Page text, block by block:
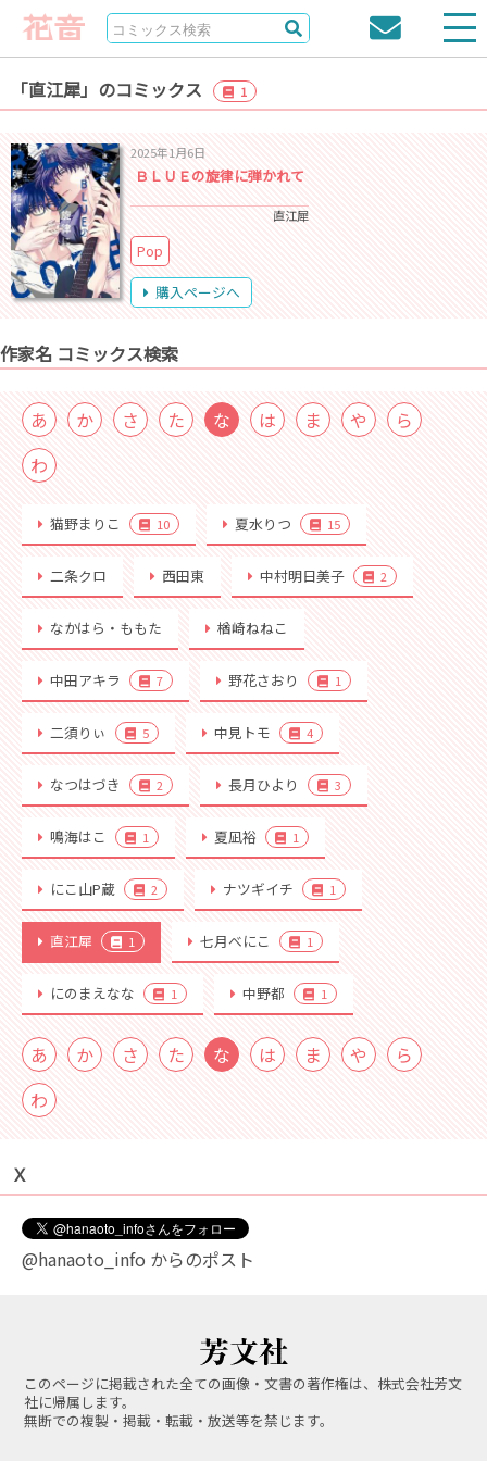
「直江犀」のコミックス 1
2025年1月6日
ＢＬＵＥの旋律に弾かれて
直江犀
Pop
購入ページへ
作家名 コミックス検索
あ か さ た な は ま や
ら
わ
猫野まりこ 10 夏水りつ 15
二条クロ 西田東 中村明日美子 2
なかはら・ももた 楢崎ねねこ
中田アキラ 7 野花さおり 1
二須りぃ 5 中見トモ 4
なつはづき 2 長月ひより 3
鳴海はこ 1 夏凪裕 1
にこ山P蔵 2 ナツギイチ 1
直江犀 1 七月べにこ 1
にのまえなな 1 中野都 1
あ か さ た な は ま や
ら
わ
Ｘ
@hanaoto_info からのポスト
このページに掲載された全ての画像・文書の著作権は、株式会社芳文
社に帰属します。
無断での複製・掲載・転載・放送等を禁じます。